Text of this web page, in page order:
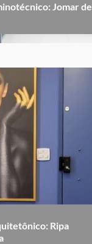
Jomar de
Ripa